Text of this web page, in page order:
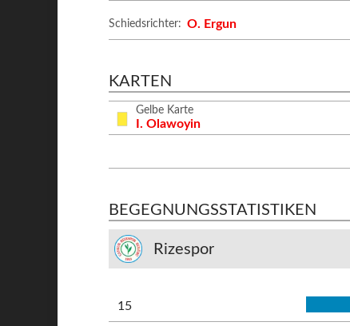
Schiedsrichter: O. Ergun
KARTEN
Gelbe Karte
I. Olawoyin
BEGEGNUNGSSTATISTIKEN
Rizespor
15